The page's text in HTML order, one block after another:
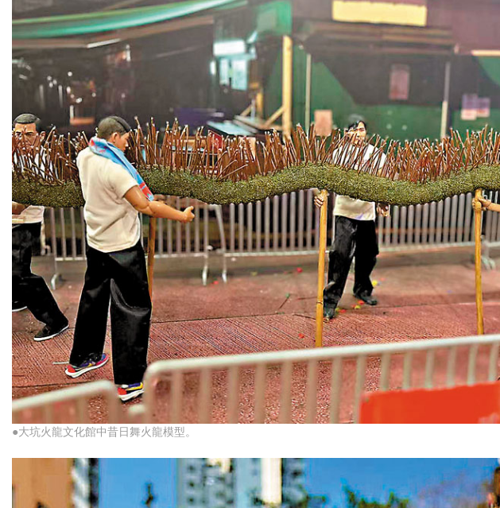
●大坑火龍文化館中昔日舞火龍模型。